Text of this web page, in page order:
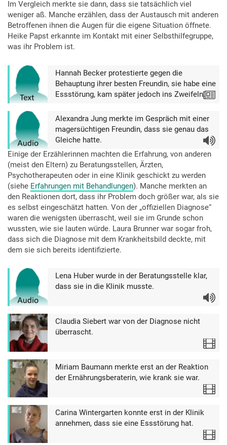
Im Vergleich merkte sie dann, dass sie tatsächlich viel
weniger aß. Manche erzählen, dass der Austausch mit anderen
Betroffenen ihnen die Augen für die eigene Situation öffnete.
Heike Papst erkannte im Kontakt mit einer Selbsthilfegruppe,
was ihr Problem ist.
Hannah Becker protestierte gegen die
Behauptung ihrer besten Freundin, sie habe eine
Essstörung, kam später jedoch ins Zweifeln.
Text
Alexandra Jung merkte im Gespräch mit einer
magersüchtigen Freundin, dass sie genau das
Gleiche hatte.
Einige der Erzählerinnen machten die Erfahrung, von anderen
(meist den Eltern) zu Beratungsstellen, Ärzten,
Psychotherapeuten oder in eine Klinik geschickt zu werden
(siehe Erfahrungen mit Behandlungen). Manche merkten an
den Reaktionen dort, dass ihr Problem doch größer war, als sie
es selbst eingeschätzt hatten. Von der „offiziellen Diagnose“
waren die wenigsten überrascht, weil sie im Grunde schon
wussten, wie sie lauten würde. Laura Brunner war sogar froh,
dass sich die Diagnose mit dem Krankheitsbild deckte, mit
dem sie sich bereits identifizierte.
Lena Huber wurde in der Beratungsstelle klar,
dass sie in die Klinik musste.
Claudia Siebert war von der Diagnose nicht
überrascht.
Miriam Baumann merkte erst an der Reaktion
der Ernährungsberaterin, wie krank sie war.
Carina Wintergarten konnte erst in der Klinik
annehmen, dass sie eine Essstörung hat.